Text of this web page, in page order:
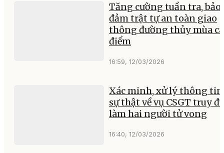
Tăng cường tuần tra, bảo
đảm trật tự an toàn giao
thông đường thủy mùa
điểm
16:59, 12/03/2026
Xác minh, xử lý thông tin
sự thật về vụ CSGT truy
làm hai người tử vong
16:40, 12/03/2026